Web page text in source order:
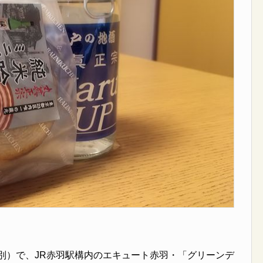
）で、JR赤羽駅構内のエキュート赤羽・「グリーンデ